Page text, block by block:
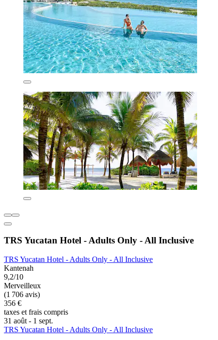
TRS Yucatan Hotel - Adults Only - All Inclusive
TRS Yucatan Hotel - Adults Only - All Inclusive
Kantenah
9,2/10
Merveilleux
(1 706 avis)
356 €
taxes et frais compris
31 août - 1 sept.
TRS Yucatan Hotel - Adults Only - All Inclusive